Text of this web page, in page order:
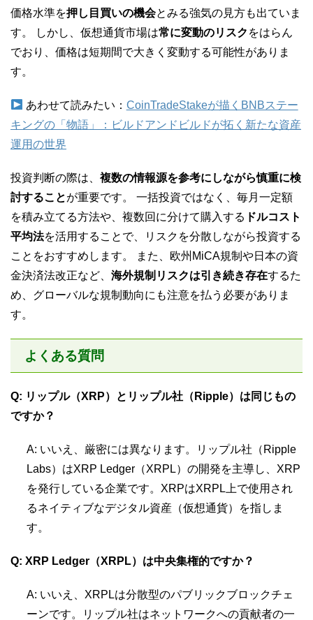
価格水準を押し目買いの機会とみる強気の見方も出ていま
す。 しかし、仮想通貨市場は常に変動のリスク をはらん
でおり、価格は短期間で大きく変動する可能性がありま
す。
あわせて読みたい： CoinTradeStakeが描くBNBステー
キングの「物語」：ビルドアンドビルドが拓く新たな資産
運用の世界
投資判断の際は、 複数の情報源を参考にしながら慎重に検
討することが重要です。 一括投資ではなく、毎月一定額
を積み立てる方法や、複数回に分けて購入する ドルコスト
平均法を活用することで、リスクを分散しながら投資する
ことをおすすめします。 また、欧州MiCA規制や日本の資
金決済法改正など、 海外規制リスクは引き続き存在するた
め、グローバルな規制動向にも注意を払う必要がありま
す。
よくある質問
Q: リップル（XRP）とリップル社（Ripple）は同じもの
ですか？
A: いいえ、厳密には異なります。リップル社（Ripple
Labs）はXRP Ledger（XRPL）の開発を主導し、XRP
を発行している企業です。XRPはXRPL上で使用され
るネイティブなデジタル資産（仮想通貨）を指しま
す。
Q: XRP Ledger（XRPL）は中央集権的ですか？
A: いいえ、XRPLは分散型のパブリックブロックチェ
ーンです。リップル社はネットワークへの貢献者の一